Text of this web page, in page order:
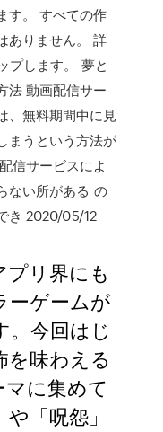
す。 すべての作
ありません。 詳
プします。 夢と
法 動画配信サー
、無料期間中に見
まうという方法が
信サービスによ
ない所がある の
き 2020/05/12
リ界にも
ーゲームが
。今回はじ
を味わえる
マに集めて
「呪怨」